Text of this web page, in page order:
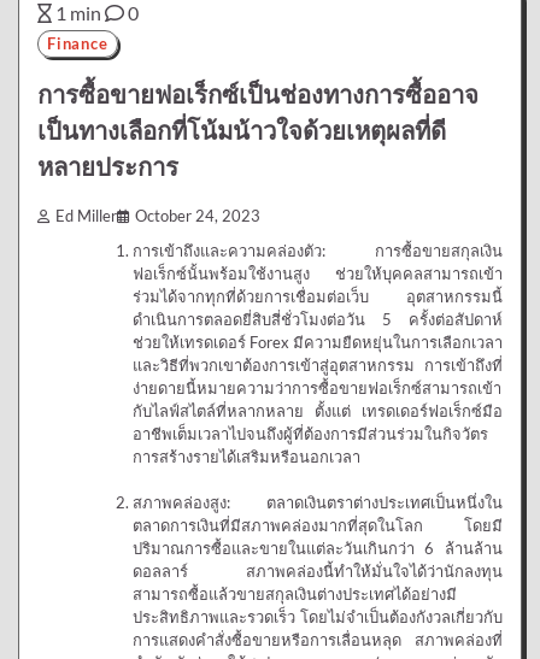
1 min 0
Finance
การซื้อขายฟอเร็กซ์เป็นช่องทางการซื้ออาจ
เป็นทางเลือกที่โน้มน้าวใจด้วยเหตุผลที่ดี
หลายประการ
Ed Miller October 24, 2023
การเข้าถึงและความคล่องตัว: การซื้อขายสกุลเงิน
ฟอเร็กซ์นั้นพร้อมใช้งานสูง ช่วยให้บุคคลสามารถเข้า
ร่วมได้จากทุกที่ด้วยการเชื่อมต่อเว็บ อุตสาหกรรมนี้
ดำเนินการตลอดยี่สิบสี่ชั่วโมงต่อวัน 5 ครั้งต่อสัปดาห์
ช่วยให้เทรดเดอร์ Forex มีความยืดหยุ่นในการเลือกเวลา
และวิธีที่พวกเขาต้องการเข้าสู่อุตสาหกรรม การเข้าถึงที่
ง่ายดายนี้หมายความว่าการซื้อขายฟอเร็กซ์สามารถเข้า
กับไลฟ์สไตล์ที่หลากหลาย ตั้งแต่ เทรดเดอร์ฟอเร็กซ์มือ
อาชีพเต็มเวลาไปจนถึงผู้ที่ต้องการมีส่วนร่วมในกิจวัตร
การสร้างรายได้เสริมหรือนอกเวลา
สภาพคล่องสูง: ตลาดเงินตราต่างประเทศเป็นหนึ่งใน
ตลาดการเงินที่มีสภาพคล่องมากที่สุดในโลก โดยมี
ปริมาณการซื้อและขายในแต่ละวันเกินกว่า 6 ล้านล้าน
ดอลลาร์ สภาพคล่องนี้ทำให้มั่นใจได้ว่านักลงทุน
สามารถซื้อแล้วขายสกุลเงินต่างประเทศได้อย่างมี
ประสิทธิภาพและรวดเร็ว โดยไม่จำเป็นต้องกังวลเกี่ยวกับ
การแสดงคำสั่งซื้อขายหรือการเลื่อนหลุด สภาพคล่องที่